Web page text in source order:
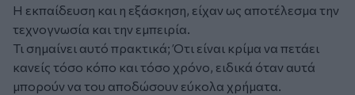
Η εκπαίδευση και η εξάσκηση, είχαν ως αποτέλεσμα την
τεχνογνωσία και την εμπειρία.
Τι σημαίνει αυτό πρακτικά; Ότι είναι κρίμα να πετάει
κανείς τόσο κόπο και τόσο χρόνο, ειδικά όταν αυτά
μπορούν να του αποδώσουν εύκολα χρήματα.